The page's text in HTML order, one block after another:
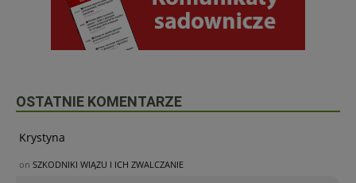
OSTATNIE KOMENTARZE
Krystyna
on SZKODNIKI WIĄZU I ICH ZWALCZANIE